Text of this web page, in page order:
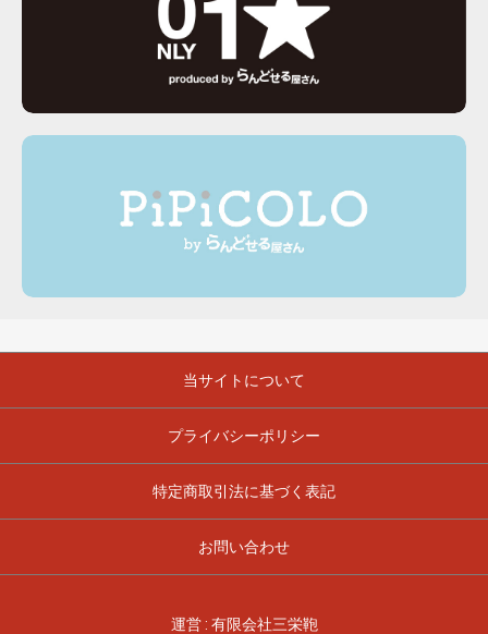
当サイトについて
プライバシーポリシー
特定商取引法に基づく表記
お問い合わせ
運営 : 有限会社三栄鞄